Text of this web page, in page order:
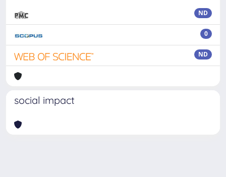
ND
0
ND
social impact